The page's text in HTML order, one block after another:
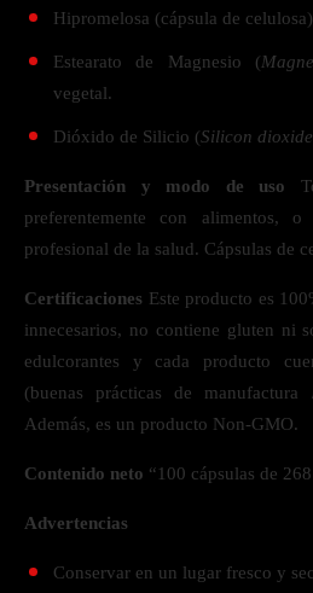
Hipromelosa (cápsula de
Estearato de Magnesio (
vegetal.
Dióxido de Silicio (Silicon dioxide
Presentación y modo de uso
preferentemente con alimentos,
profesional de la salud. Cápsulas de
Certificaciones Este producto es
innecesarios, no contiene gluten ni
edulcorantes y cada producto
(buenas prácticas de
Además, es un producto Non-GMO.
Contenido neto “100 cápsulas de
Advertencias
Conservar en un lugar fresco y